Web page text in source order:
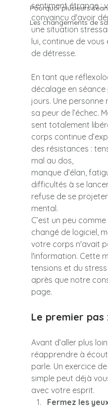
Pourquoi plusieurs
Les changements de
sentiment étrange :
convaincu d'avoir
une situation
lui, continue de
de détresse.
En tant que
décalage en
jours. Une personne
sa peur de l’échec.
sent totalement
corps continue
des résistances :
mal au dos,
manque d’élan,
difficultés à se
refuse de se
mental.
C’est un peu
changé de logiciel,
votre corps n'avait
l'information. Cette
tensions et du
après que notre
page.
Le premier
Avant d’aller plus
réapprendre à
parle. Un exercice
simple peut déjà
avec votre esprit.
Fermez les